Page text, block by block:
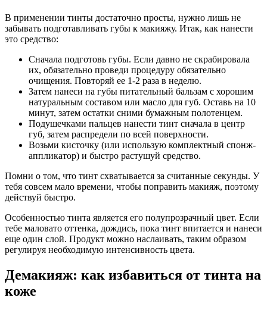
В применении тинты достаточно просты, нужно лишь не
забывать подготавливать губы к макияжу. Итак, как нанести
это средство:
Сначала подготовь губы. Если давно не скрабировала
их, обязательно проведи процедуру обязательно
очищения. Повторяй ее 1-2 раза в неделю.
Затем нанеси на губы питательный бальзам с хорошим
натуральным составом или масло для губ. Оставь на 10
минут, затем остатки сними бумажным полотенцем.
Подушечками пальцев нанести тинт сначала в центр
губ, затем распредели по всей поверхности.
Возьми кисточку (или использую комплектный спонж-
аппликатор) и быстро растушуй средство.
Помни о том, что тинт схватывается за считанные секунды. У
тебя совсем мало времени, чтобы поправить макияж, поэтому
действуй быстро.
Особенностью тинта является его полупрозрачный цвет. Если
тебе маловато оттенка, дождись, пока тинт впитается и нанеси
еще один слой. Продукт можно наслаивать, таким образом
регулируя необходимую интенсивность цвета.
Демакияж: как избавиться от тинта на
коже